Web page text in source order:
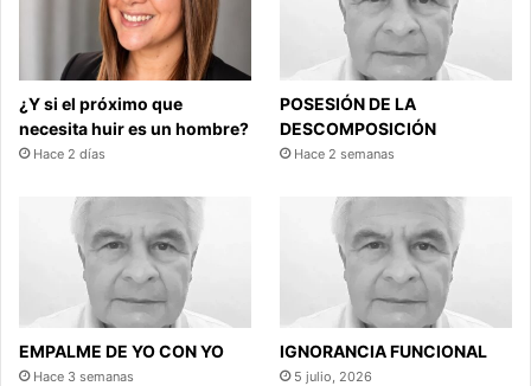
¿Y si el próximo que
necesita huir es un hombre?
Hace 2 días
POSESIÓN DE LA
DESCOMPOSICIÓN
Hace 2 semanas
EMPALME DE YO CON YO
Hace 3 semanas
IGNORANCIA FUNCIONAL
5 julio, 2026